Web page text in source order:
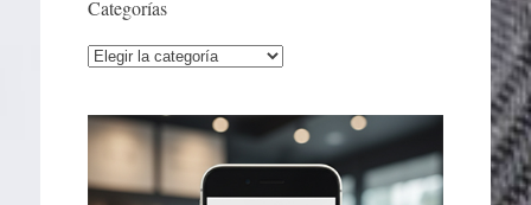
Categorías
Categorías